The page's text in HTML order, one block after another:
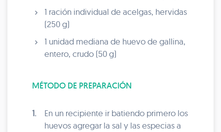
1 ración individual de acelgas, hervidas
(250 g)
1 unidad mediana de huevo de gallina,
entero, crudo (50 g)
MÉTODO DE PREPARACIÓN
1.
En un recipiente ir batiendo primero los
huevos agregar la sal y las especias a